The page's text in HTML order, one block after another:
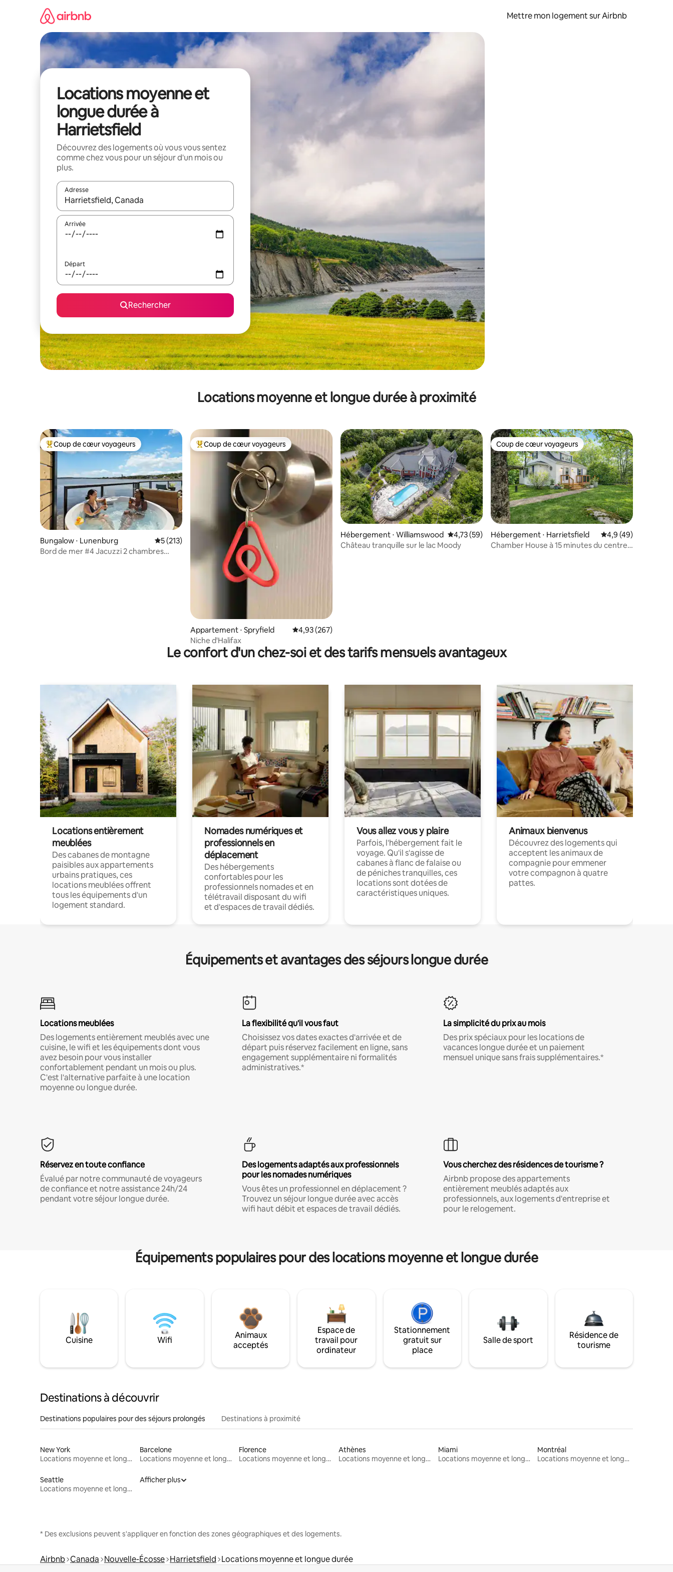
Mettre mon logement sur Airbnb
Locations moyenne et
longue durée à
Harrietsfield
Découvrez des logements où vous vous sentez
comme chez vous pour un séjour d'un mois ou
plus.
Adresse
Lorsque les résultats s'affichent, utilisez les flèches vers le haut et vers le bas pour les parcourir ou en appuyant et en faisant glisser.
Arrivée
Départ
Rechercher
Locations moyenne et longue durée à proximité
Coups de cœur voyageurs les plus appréciés
Coup de cœur voyageurs
Bungalow ⋅ Lunenburg Évaluation moyenne sur la base de 213 commentaires : 5 sur 5
5 (213)
Bord de mer #4 Jacuzzi 2 chambres
Coups de cœur voyageurs les plus appréciés
Coup de cœur voyageurs
Appartement ⋅ Spryfield Évaluation moyenne sur la base de 267 commentaires : 4,93 sur 5
4,93 (267)
Niche d'Halifax
Hébergement ⋅ Williamswood Évaluation moyenne sur la base de 59 commentaires : 4,73 sur 5
4,73 (59)
Château tranquille sur le lac Moody
Coup de cœur voyageurs
Coup de cœur voyageurs
Hébergement ⋅ Harrietsfield Évaluation
4,9 (49)
Chamber House à 15 minutes du centre-
Le confort d'un chez-soi et des tarifs mensuels avantageux
Locations entièrement
meublées
Des cabanes de montagne
paisibles aux appartements
urbains pratiques, ces
locations meublées offrent
tous les équipements d'un
logement standard.
Nomades numériques et
professionnels en
déplacement
Des hébergements
confortables pour les
professionnels nomades et en
télétravail disposant du wifi
et d'espaces de travail dédiés.
Vous allez vous y plaire
Parfois, l'hébergement fait le
voyage. Qu'il s'agisse de
cabanes à flanc de falaise ou
de péniches tranquilles, ces
locations sont dotées de
caractéristiques uniques.
Animaux bienvenus
Découvrez des logements qui
acceptent les animaux de
compagnie pour emmener
votre compagnon à quatre
pattes.
Équipements et avantages des séjours longue durée
Locations meublées
Des logements entièrement meublés avec une
cuisine, le wifi et les équipements dont vous
avez besoin pour vous installer
confortablement pendant un mois ou plus.
C'est l'alternative parfaite à une location
moyenne ou longue durée.
La flexibilité qu'il vous faut
Choisissez vos dates exactes d'arrivée et de
départ puis réservez facilement en ligne, sans
engagement supplémentaire ni formalités
administratives.*
La simplicité du prix au mois
Des prix spéciaux pour les locations de
vacances longue durée et un paiement
mensuel unique sans frais supplémentaires.*
Réservez en toute confiance
Évalué par notre communauté de voyageurs
de confiance et notre assistance 24h/24
pendant votre séjour longue durée.
Des logements adaptés aux professionnels
pour les nomades numériques
Vous êtes un professionnel en déplacement ?
Trouvez un séjour longue durée avec accès
wifi haut débit et espaces de travail dédiés.
Vous cherchez des résidences de tourisme ?
Airbnb propose des appartements
entièrement meublés adaptés aux
professionnels, aux logements d'entreprise et
pour le relogement.
Équipements populaires pour des locations moyenne et longue durée
Cuisine Wifi
Animaux
acceptés
Espace de
travail pour
ordinateur
Stationnement
gratuit sur
place
Salle de sport
Résidence de
tourisme
Destinations à découvrir
Destinations populaires pour des séjours prolongés Destinations à proximité
New York
Locations moyenne et longue durée
Barcelone
Locations moyenne et longue durée
Florence
Locations moyenne et longue durée
Athènes
Locations moyenne et longue durée
Miami
Locations moyenne et longue durée
Montréal
Locations moyenne et longue durée
Seattle
Locations moyenne et longue durée
Afficher plus
* Des exclusions peuvent s'appliquer en fonction des zones géographiques et des logements.
Airbnb Canada Nouvelle-Écosse Harrietsfield Locations moyenne et longue durée